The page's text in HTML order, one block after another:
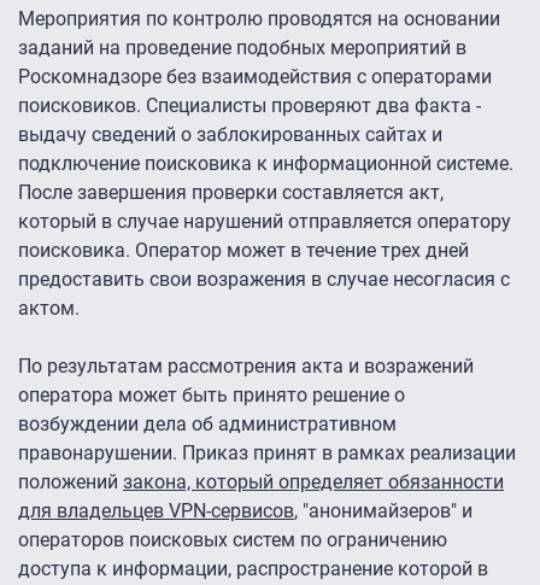
Мероприятия по контролю проводятся на основании
заданий на проведение подобных мероприятий в
Роскомнадзоре без взаимодействия с операторами
поисковиков. Специалисты проверяют два факта -
выдачу сведений о заблокированных сайтах и
подключение поисковика к информационной системе.
После завершения проверки составляется акт,
который в случае нарушений отправляется оператору
поисковика. Оператор может в течение трех дней
предоставить свои возражения в случае несогласия с
актом.
По результатам рассмотрения акта и возражений
оператора может быть принято решение о
возбуждении дела об административном
правонарушении. Приказ принят в рамках реализации
положений закона, который определяет обязанности
для владельцев VPN-сервисов, "анонимайзеров" и
операторов поисковых систем по ограничению
доступа к информации, распространение которой в